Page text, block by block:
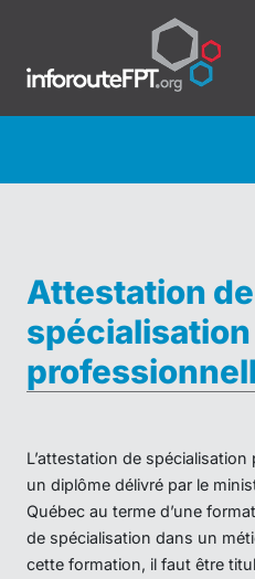
Attestation de
spécialisation
L’attestation de
un diplôme délivré par le
Québec au terme d’une
de spécialisation dans un
cette formation, il faut être